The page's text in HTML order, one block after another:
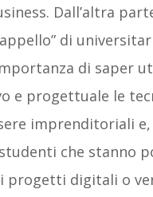
Dall’altra
di
di saper
e progettuale le
imprenditoriali
che stanno
progetti digitali o